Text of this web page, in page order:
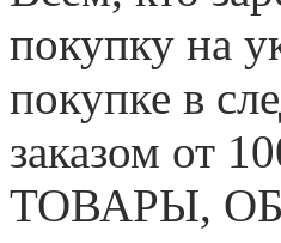
покупку на
покупке в
заказом от
ТОВАРЫ,